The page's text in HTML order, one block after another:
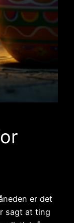
er det
sagt at ting